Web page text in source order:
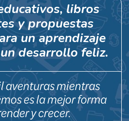
libros
y propuestas
un aprendizaje
desarrollo feliz.
aventuras mientras
es la mejor forma
y crecer.